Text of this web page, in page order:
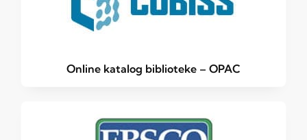
Online katalog biblioteke – OPAC